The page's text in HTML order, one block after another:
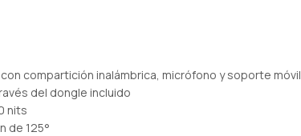
compartición inalámbrica, micrófono y soporte móvil
del dongle incluido
nits
de 125°